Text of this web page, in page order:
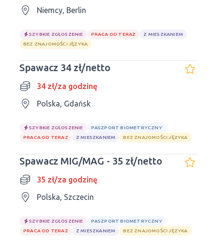
Niemcy, Berlin
SZYBKIE ZGŁOSZENIE PRACA OD TERAZ
Z MIESZKANIEM
BEZ ZNAJOMOŚCI JĘZYKA
Spawacz 34 zł/netto
34 zł/za godzinę
Polska, Gdańsk
SZYBKIE ZGŁOSZENIE
PASZPORT BIOMETRYCZNY
PRACA OD TERAZ
Z MIESZKANIEM BEZ ZNAJOMOŚCI JĘZYKA
Spawacz MIG/MAG - 35 zł/netto
35 zł/za godzinę
Polska, Szczecin
SZYBKIE ZGŁOSZENIE
PASZPORT BIOMETRYCZNY
PRACA OD TERAZ
Z MIESZKANIEM BEZ ZNAJOMOŚCI JĘZYKA